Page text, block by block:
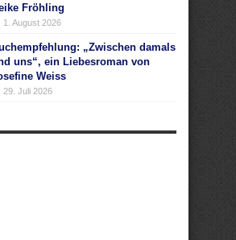
Fröhling
1. August 2026
„Zwischen damals
uns“, ein Liebesroman von
Weiss
29. Juli 2026